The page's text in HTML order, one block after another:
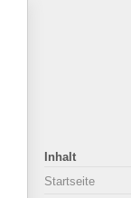
Inhalt
Startseite